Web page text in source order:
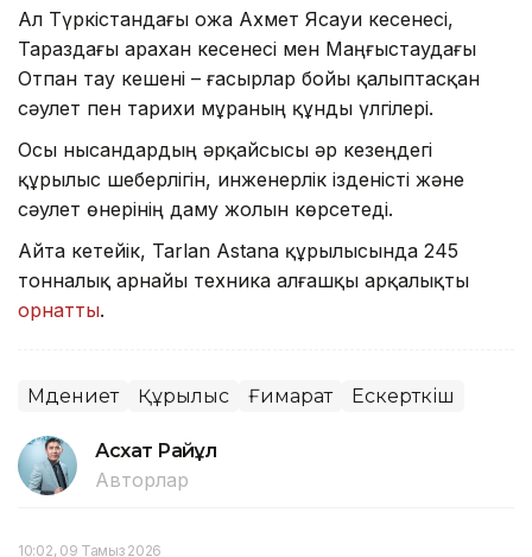
Ал Түркістандағы Қожа Ахмет Ясауи кесенесі,
Тараздағы Қарахан кесенесі мен Маңғыстаудағы
Отпан тау кешені – ғасырлар бойы қалыптасқан
сәулет пен тарихи мұраның құнды үлгілері.
Осы нысандардың әрқайсысы әр кезеңдегі
құрылыс шеберлігін, инженерлік ізденісті және
сәулет өнерінің даму жолын көрсетеді.
Айта кетейік, Tarlan Astana құрылысында 245
тонналық арнайы техника алғашқы арқалықты
орнатты.
Мәдениет Құрылыс Ғимарат Ескерткіш
Асхат Райқұл
Авторлар
10:02, 09 Тамыз 2026